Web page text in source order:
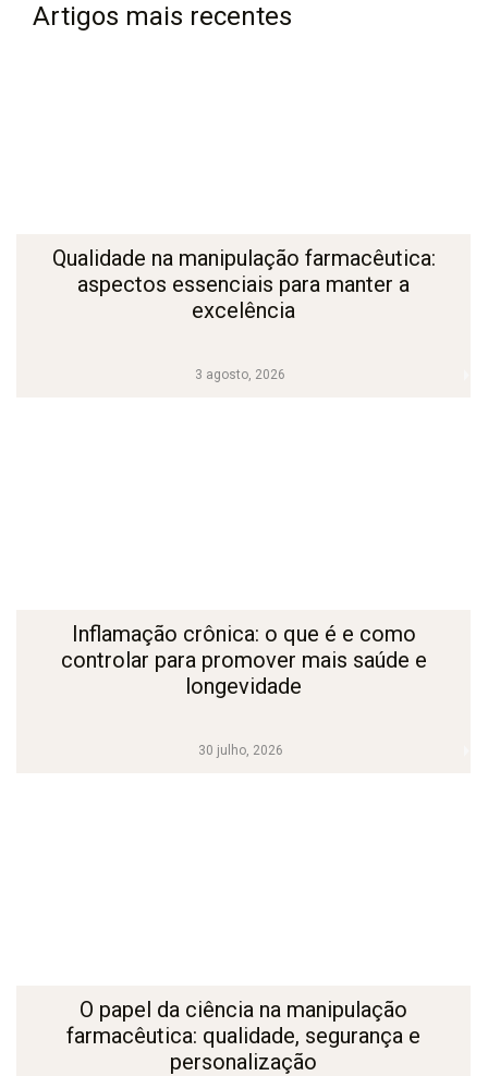
Artigos mais recentes
3 agosto, 2026
Qualidade na manipulação farmacêutica:
aspectos essenciais para manter a
excelência
30 julho, 2026
Inflamação crônica: o que é e como
controlar para promover mais saúde e
longevidade
O papel da ciência na manipulação
farmacêutica: qualidade, segurança e
personalização